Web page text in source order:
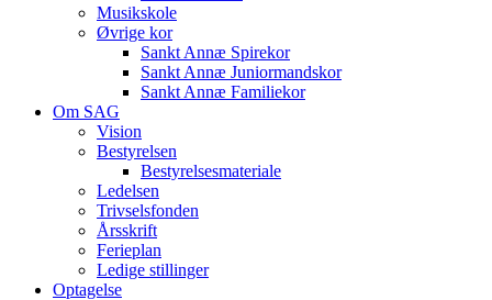
Musikskole
Øvrige kor
Sankt Annæ Spirekor
Sankt Annæ Juniormandskor
Sankt Annæ Familiekor
Om SAG
Vision
Bestyrelsen
Bestyrelsesmateriale
Ledelsen
Trivselsfonden
Årsskrift
Ferieplan
Ledige stillinger
Optagelse